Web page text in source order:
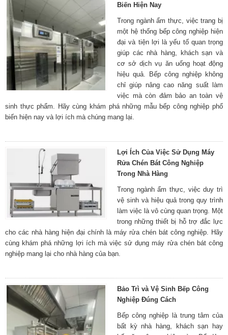
Biến Hiện Nay
Trong ngành ẩm thực, việc trang bị
một hệ thống bếp công nghiệp hiện
đại và tiện lợi là yếu tố quan trọng
giúp các nhà hàng, khách sạn và
cơ sở dịch vụ ăn uống hoạt động
hiệu quả. Bếp công nghiệp không
chỉ giúp nâng cao năng suất làm
việc mà còn đảm bảo an toàn vệ
sinh thực phẩm. Hãy cùng khám phá những mẫu bếp công nghiệp phổ
biến hiện nay và lợi ích mà chúng mang lại.
Lợi Ích Của Việc Sử Dụng Máy
Rửa Chén Bát Công Nghiệp
Trong Nhà Hàng
Trong ngành ẩm thực, việc duy trì
vệ sinh và hiệu quả trong quy trình
làm việc là vô cùng quan trọng. Một
trong những thiết bị hỗ trợ đắc lực
cho các nhà hàng hiện đại chính là máy rửa chén bát công nghiệp. Hãy
cùng khám phá những lợi ích mà việc sử dụng máy rửa chén bát công
nghiệp mang lại cho nhà hàng của bạn.
Bảo Trì và Vệ Sinh Bếp Công
Nghiệp Đúng Cách
Bếp công nghiệp là trung tâm của
bất kỳ nhà hàng, khách sạn hay